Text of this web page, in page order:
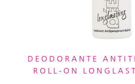
DEODORANTE
ROLL-ON